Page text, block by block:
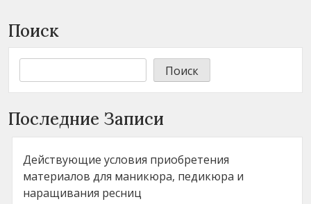
Поиск
Поиск
Последние Записи
Действующие условия приобретения
материалов для маникюра, педикюра и
наращивания ресниц